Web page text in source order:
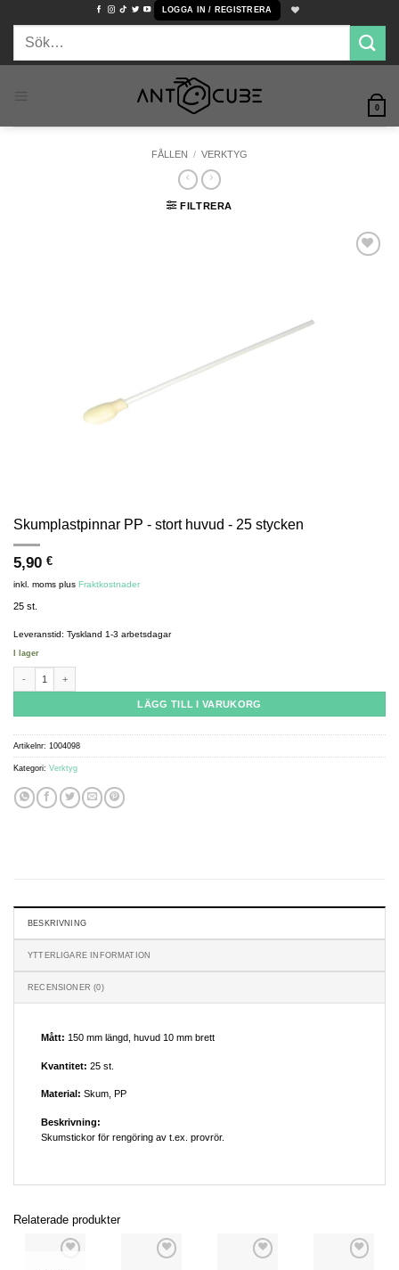
content
LOGGA IN / REGISTRERA
Sök
0
FÅLLEN / VERKTYG
FILTRERA
Skumplastpinnar PP - stort huvud - 25 stycken
5,90 €
inkl. moms plus Fraktkostnader
25 st.
Leveranstid: Tyskland 1-3 arbetsdagar
I lager
LÄGG TILL I VARUKORG
Artikelnr: 1004098
Kategori: Verktyg
BESKRIVNING
YTTERLIGARE INFORMATION
RECENSIONER (0)
Mått: 150 mm längd, huvud 10 mm brett
Kvantitet: 25 st.
Material: Skum, PP
Beskrivning:
Skumstickor för rengöring av t.ex. provrör.
Relaterade produkter